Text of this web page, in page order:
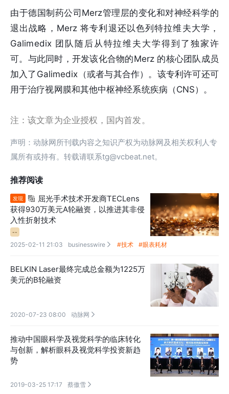
由于德国制药公司Merz管理层的变化和对神经科学的
退出战略，Merz 将专利退还以色列特拉维夫大学，
Galimedix 团队随后从特拉维夫大学得到了独家许
可。与此同时，开发该化合物的Merz 的核心团队成员
加入了Galimedix（或者与其合作）。该专利许可还可
用于治疗视网膜和其他中枢神经系统疾病（CNS）。
注：该文章为企业授权，国内首发。
声明：动脉网所刊载内容之知识产权为动脉网及相关权利人专
属所有或持有。转载请联系tg@vcbeat.net。
推荐阅读
发现  屈光手术技术开发商TECLens
获得930万美元A轮融资，以推进其非侵
入性折射技术
--
2025-02-11 21:03 businesswire  #技术 #眼表耗材
BELKIN Laser最终完成总金额为1225万
美元的B轮融资
2020-07-23 08:00 动脉网 
推动中国眼科学及视觉科学的临床转化
与创新，解析眼科及视觉科学投资新趋
势
2019-03-25 17:17 蔡傲雪 